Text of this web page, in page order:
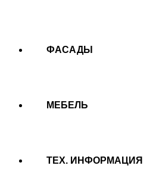
ФАСАДЫ
МЕБЕЛЬ
ТЕХ. ИНФОРМАЦИЯ